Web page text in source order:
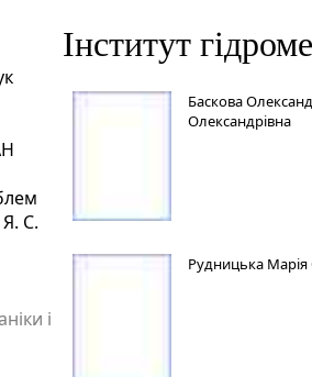
С.
і
Інститут
Баскова
Олександрівна
Рудницька Марія